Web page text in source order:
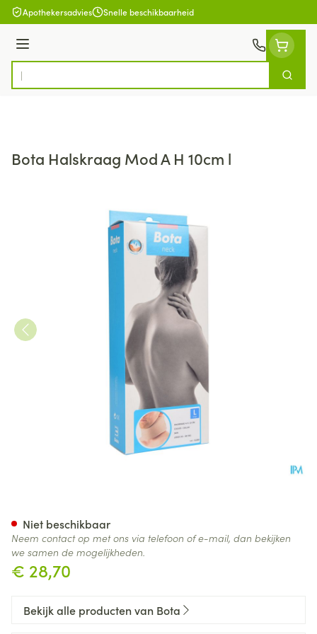
Ga naar de inhoud
Apothekersadvies Snelle beschikbaarheid
Menu
Product, merk, categorie...
Zoek
Bota Halskraag Mod A H 10cm l
€ 28,70
Niet beschikbaar
Neem contact op met ons via telefoon of e-mail, dan bekijken
we samen de mogelijkheden.
Bekijk alle producten van Bota